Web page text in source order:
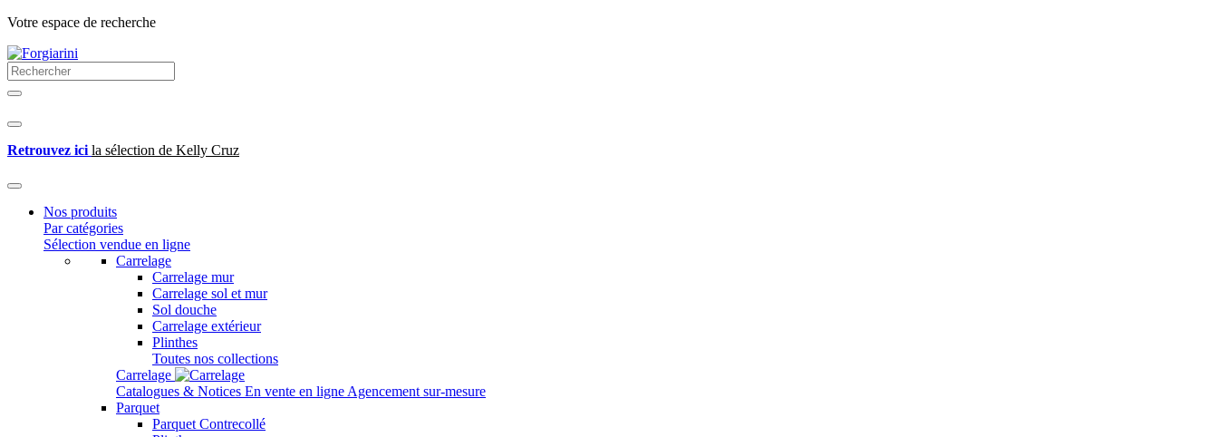
Votre espace de recherche
Retrouvez ici la sélection de Kelly Cruz
Nos produits
Par catégories
Sélection vendue en ligne
Carrelage
Carrelage mur
Carrelage sol et mur
Sol douche
Carrelage extérieur
Plinthes
Toutes nos collections
Carrelage
Catalogues & Notices En vente en ligne Agencement sur-mesure
Parquet
Parquet Contrecollé